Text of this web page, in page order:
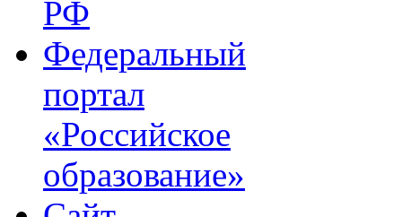
РФ
Федеральный
портал
«Российское
образование»